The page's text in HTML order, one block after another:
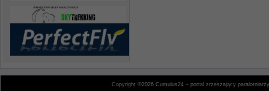
Copyright ©2026 Cumulus24 – portal zrzeszający